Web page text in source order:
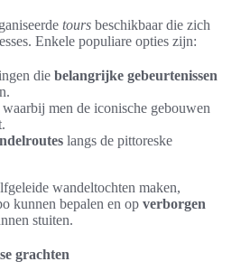
tours beschikbaar die zich
Enkele populiare opties zijn:
die belangrijke gebeurtenissen
waarbij men de iconische gebouwen
langs de pittoreske
wandeltochten maken,
kunnen bepalen en op verborgen
stuiten.
grachten